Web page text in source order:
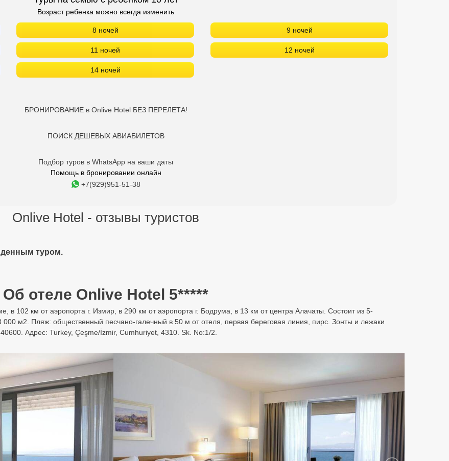
Возраст ребенка можно всегда изменить
8 ночей 9 ночей
11 ночей 12 ночей
14 ночей
БРОНИРОВАНИЕ в Onlive Hotel БЕЗ ПЕРЕЛЕТА!
ПОИСК ДЕШЕВЫХ АВИАБИЛЕТОВ
Подбор туров в WhatsApp на ваши даты
Помощь в бронировании онлайн
+7(929)951-51-38
Onlive Hotel - отзывы туристов
туром.
Об отеле Onlive Hotel 5*****
в 102 км от аэропорта г. Измир, в 290 км от аэропорта г. Бодрума, в 13 км от центра Алачаты. Состоит из 5-
м2. Пляж: общественный песчано-галечный в 50 м от отеля, первая береговая линия, пирс. Зонты и лежаки
Адрес: Turkey, Çeşme/İzmir, Cumhuriyet, 4310. Sk. No:1/2.